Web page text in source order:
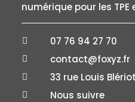
numérique pour les TPE
 07 76 94 27 70
 contact@foxyz.fr
 33 rue Louis
 Nous suivre